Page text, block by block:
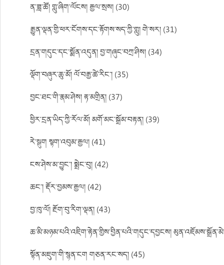
ན་ཟླ་ཚོ། གླུ་ཞིག་ལོངས། རྒྱལ་སྲས། (30)
རྒྱུན་ལྡན་གྱི་ཕར་ངོགས་དང་རྟོགས་སད་ཀྱི་གླུ། གེ་སར། (31)
དྲན་གདུང་དང་སྨོན་འདུན། བྱ་གཞུང་བཀྲ་ཤིས། (34)
ལྡོག་བཞུར་ཆུ་མོ། ལོ་བརྒྱ་ཚེ་རིང་། (35)
བྱང་ཐང་གི་རྣམ་ཤེས། རྟ་མགྲིན། (37)
ཕྱིར་དྲན་ཡིད་ཀྱི་རོལ་མོ། མགོ་མང་སྒྲོམ་བརྟན། (39)
རེ་སྒུག སྟག་འབུམ་རྒྱལ། (41)
ངས་ཤེས་མ་བྱུང་། སྨྲེང་བུ། (42)
ཆང་། རྡོར་བྱམས་རྒྱལ། (42)
བྱ་ཁུ་ལོ། རྔོག་བུ་རིག་ལྡན། (43)
ཆ་མི་མཉམ་པའི་འཇིག་རྟེན་གྱིས་བྱིན་པའི་གདུང་དབྱངས།
སྟོན་མཇུག་གི་སྙན་ངག གཅན་རང་སད། (45)